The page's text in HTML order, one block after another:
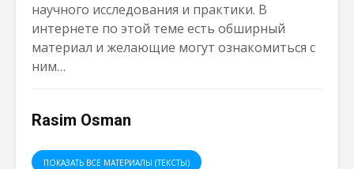
научного исследования и практики. В
интернете по этой теме есть обширный
материал и желающие могут ознакомиться с
ним…
Rasim Osman
ПОКАЗАТЬ ВСЕ МАТЕРИАЛЫ (ТЕКСТЫ)